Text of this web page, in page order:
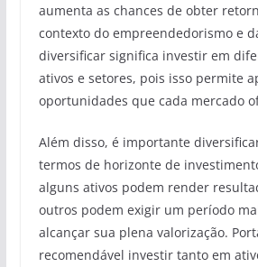
aumenta as chances de obter
contexto do empreendedorismo e
diversificar significa investir em
ativos e setores, pois isso permite
oportunidades que cada mercado
Além disso, é importante
termos de horizonte de
alguns ativos podem render
outros podem exigir um período
alcançar sua plena valorização.
recomendável investir tanto em